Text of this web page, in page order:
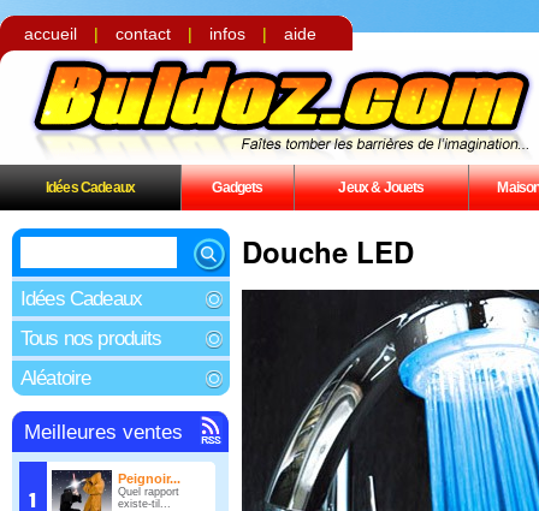
accueil | contact | infos | aide
Idées Cadeaux Gadgets Jeux & Jouets
Idées Cadeaux
Tous nos produits
Aléatoire
Meilleures ventes
Peignoir...
Quel rapport
existe-til...
Douche LED